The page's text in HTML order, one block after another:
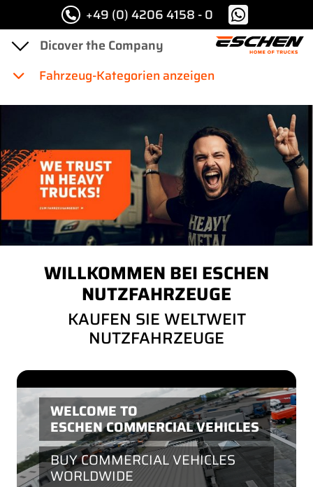
+49 (0) 4206 4158 - 0
Fahrzeug-Kategorien anzeigen
WILLKOMMEN BEI ESCHEN
NUTZFAHRZEUGE
KAUFEN SIE WELTWEIT
NUTZFAHRZEUGE
WELCOME TO
ESCHEN COMMERCIAL VEHICLES
BUY COMMERCIAL VEHICLES
WORLDWIDE